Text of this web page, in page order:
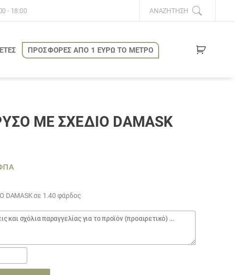
- 18:00 ΑΝΑΖΉΤΗΣΗ
ΠΡΟΣΦΟΡΕΣ ΑΠΟ 1 ΕΥΡΩ ΤΟ ΜΕΤΡΟ
ΜΕ ΣΧΈΔΙΟ DAMASK
σε 1.40 φάρδος